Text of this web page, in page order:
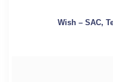
Wish – SAC,